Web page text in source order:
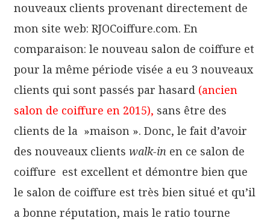
nouveaux clients provenant directement de
mon site web: RJOCoiffure.com. En
comparaison: le nouveau salon de coiffure et
pour la même période visée a eu 3 nouveaux
clients qui sont passés par hasard (ancien
salon de coiffure en 2015), sans être des
clients de la »maison ». Donc, le fait d’avoir
des nouveaux clients walk-inen ce salon de
coiffure est excellent et démontre bien que
le salon de coiffure est très bien situé et qu’il
a bonne réputation, mais le ratio tourne